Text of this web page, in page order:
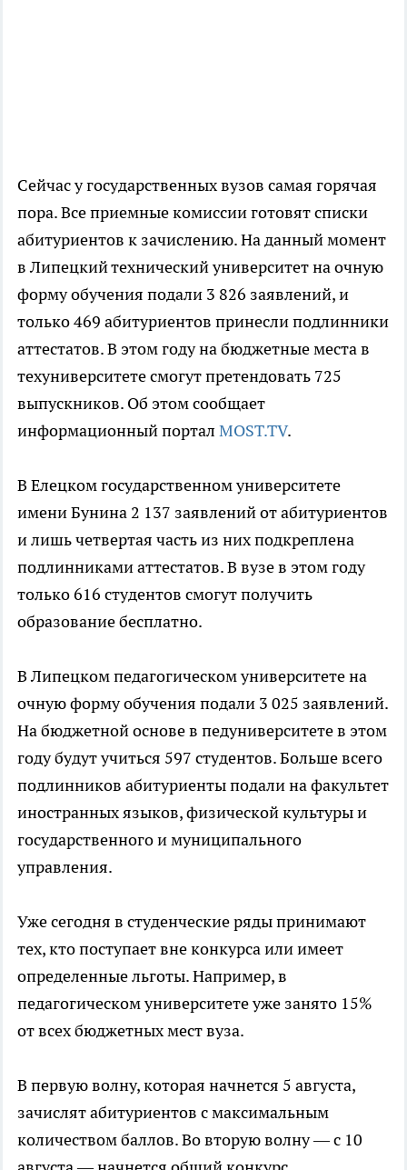
Сейчас у государственных вузов самая горячая
пора. Все приемные комиссии готовят списки
абитуриентов к зачислению. На данный момент
в Липецкий технический университет на очную
форму обучения подали 3 826 заявлений, и
только 469 абитуриентов принесли подлинники
аттестатов. В этом году на бюджетные места в
техуниверситете смогут претендовать 725
выпускников. Об этом сообщает
информационный портал MOST.TV.
В Елецком государственном университете
имени Бунина 2 137 заявлений от абитуриентов
и лишь четвертая часть из них подкреплена
подлинниками аттестатов. В вузе в этом году
только 616 студентов смогут получить
образование бесплатно.
В Липецком педагогическом университете на
очную форму обучения подали 3 025 заявлений.
На бюджетной основе в педуниверситете в этом
году будут учиться 597 студентов. Больше всего
подлинников абитуриенты подали на факультет
иностранных языков, физической культуры и
государственного и муниципального
управления.
Уже сегодня в студенческие ряды принимают
тех, кто поступает вне конкурса или имеет
определенные льготы. Например, в
педагогическом университете уже занято 15%
от всех бюджетных мест вуза.
В первую волну, которая начнется 5 августа,
зачислят абитуриентов с максимальным
количеством баллов. Во вторую волну — с 10